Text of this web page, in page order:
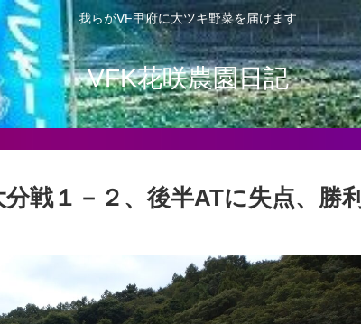
我らがVF甲府に大ツキ野菜を届けます
VFK花咲農園日記
戦１－２、後半ATに失点、勝利